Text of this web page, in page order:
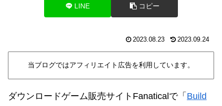
LINE コピー
2023.08.23 2023.09.24
当ブログではアフィリエイト広告を利用しています。
ダウンロードゲーム販売サイトFanaticalで「 Build